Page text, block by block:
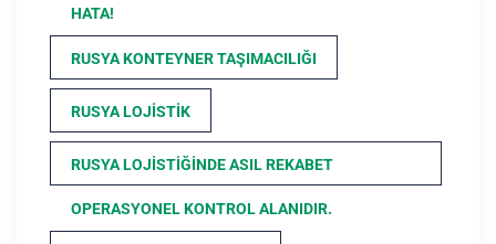
HATA!
RUSYA KONTEYNER TAŞIMACILIĞI
RUSYA LOJISTIK
RUSYA LOJISTIĞINDE ASIL REKABET
OPERASYONEL KONTROL ALANIDIR.